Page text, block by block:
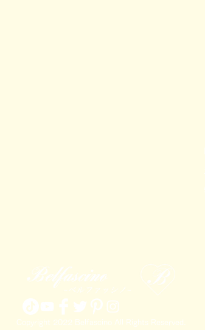
Copyright 2022 Belfascino All Rights Reserved.